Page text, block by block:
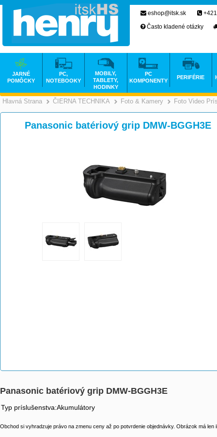
Hlavná Strana >
ČIERNA TECHNIKA >
Foto & Kamery Foto Video
Panasonic batériový grip DMW-BGGH3E
Panasonic batériový grip DMW-BGGH3E
Typ príslušenstva:Akumulátory
Obchod si vyhradzuje právo na zmenu ceny až po potvrdenie objednávky. Obrázok má len
eshop@itsk.sk
Často kladené otázky
JARNÉ
POMÔCKY
PC,
NOTEBOOKY
MOBILY,
TABLETY,
HODINKY
PC
KOMPONENTY
PERIFÉRIE